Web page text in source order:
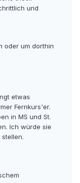
und
oder um dorthin
etwas
Fernkurs'er.
in MS und St.
Ich würde sie